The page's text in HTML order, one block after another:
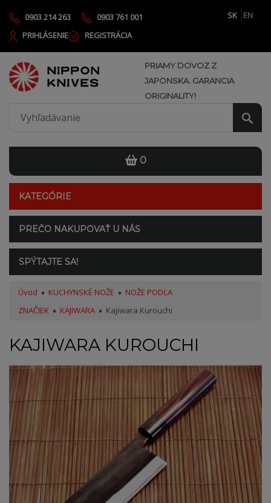
0903 214 263 0903 761 001 SK
EN
PRIHLÁSENIE
REGISTRÁCIA
PRIAMY DOVOZ Z
JAPONSKA. GARANCIA
ORIGINALITY!
0
KATEGÓRIE
PREČO NAKUPOVAŤ U NÁS
SPÝTAJTE SA!
Úvod KUCHYNSKÉ NOŽE
NOŽE PODĽA
ZNAČIEK
KAJIWARA Kajiwara Kurouchi
KAJIWARA KUROUCHI